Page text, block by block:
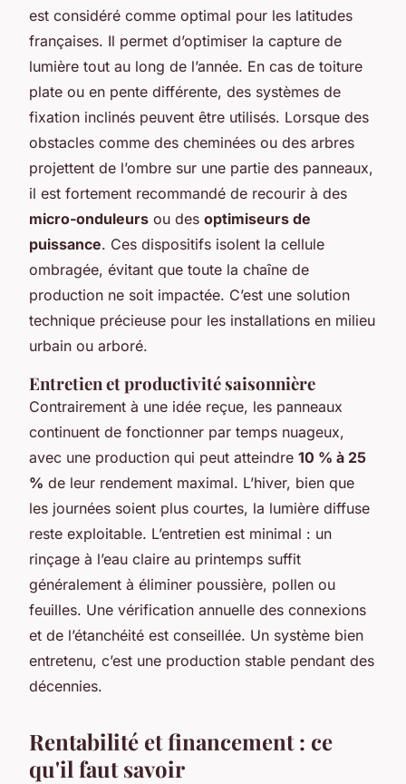
est considéré comme optimal pour les latitudes
françaises. Il permet d’optimiser la capture de
lumière tout au long de l’année. En cas de toiture
plate ou en pente différente, des systèmes de
fixation inclinés peuvent être utilisés. Lorsque des
obstacles comme des cheminées ou des arbres
projettent de l’ombre sur une partie des panneaux,
il est fortement recommandé de recourir à des
micro-onduleurs ou des optimiseurs de
puissance. Ces dispositifs isolent la cellule
ombragée, évitant que toute la chaîne de
production ne soit impactée. C’est une solution
technique précieuse pour les installations en milieu
urbain ou arboré.
Entretien et productivité saisonnière
Contrairement à une idée reçue, les panneaux
continuent de fonctionner par temps nuageux,
avec une production qui peut atteindre 10 % à 25
% de leur rendement maximal. L’hiver, bien que
les journées soient plus courtes, la lumière diffuse
reste exploitable. L’entretien est minimal : un
rinçage à l’eau claire au printemps suffit
généralement à éliminer poussière, pollen ou
feuilles. Une vérification annuelle des connexions
et de l’étanchéité est conseillée. Un système bien
entretenu, c’est une production stable pendant des
décennies.
Rentabilité et financement : ce
qu'il faut savoir